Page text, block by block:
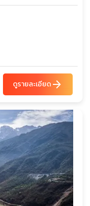
ดูรายละเอียดarrow_forward